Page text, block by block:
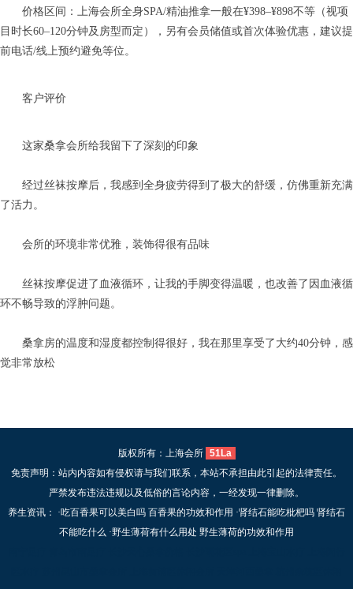
价格区间：上海会所全身SPA/精油推拿一般在¥398–¥898不等（视项
目时长60–120分钟及房型而定），另有会员储值或首次体验优惠，建议提
前电话/线上预约避免等位。
客户评价
这家桑拿会所给我留下了深刻的印象
经过丝袜按摩后，我感到全身疲劳得到了极大的舒缓，仿佛重新充满
了活力。
会所的环境非常优雅，装饰得很有品味
丝袜按摩促进了血液循环，让我的手脚变得温暖，也改善了因血液循
环不畅导致的浮肿问题。
桑拿房的温度和湿度都控制得很好，我在那里享受了大约40分钟，感
觉非常放松
版权所有：上海会所 51La
免责声明：站内内容如有侵权请与我们联系，本站不承担由此引起的法律责任。
严禁发布违法违规以及低俗的言论内容，一经发现一律删除。
养生资讯： ·吃百香果可以美白吗 百香果的功效和作用 ·肾结石能吃枇杷吗 肾结石
不能吃什么 ·野生薄荷有什么用处 野生薄荷的功效和作用